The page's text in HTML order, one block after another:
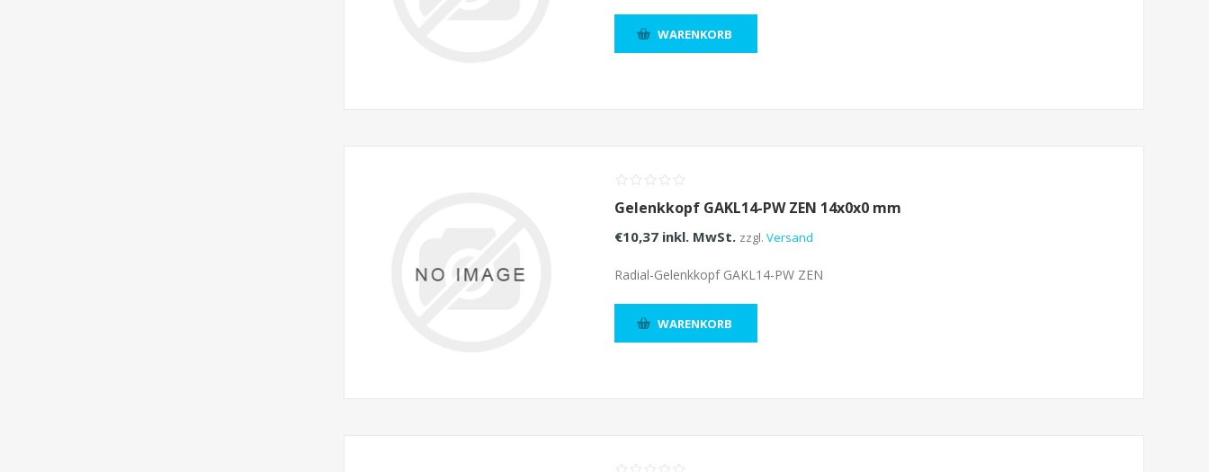
WARENKORB
Gelenkkopf GAKL14-PW ZEN 14x0x0 mm
€10,37 inkl. MwSt. zzgl. Versand
Radial-Gelenkkopf GAKL14-PW ZEN
WARENKORB